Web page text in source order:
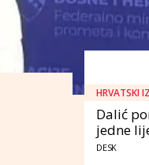
HRVATSKI
Dalić
jedne
DESK